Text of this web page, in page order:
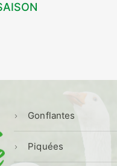
Gonflantes
Piquées